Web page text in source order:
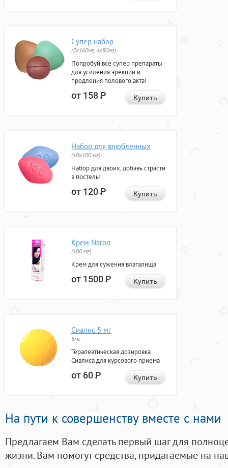
Супер набор
(2х160мг, 4х80мг)
Попробуй все супер препараты
для усиления эрекции и
продления полового акта!
от 158Р Купить
Набор для влюбленных
(10х100 мг)
Набор для двоих, добавь страсти
в постель!
от 120Р Купить
Крем Naron
(100 мг)
Крем для сужения влагалища
от 1500Р Купить
Сиалис 5 мг
5мг
Терапевтическая дозировка
Сиалиса для курсового приема
от 60Р Купить
На пути к совершенству вместе с нами
Предлагаем Вам сделать первый шаг для
жизни. Вам помогут средства, придагаемые на